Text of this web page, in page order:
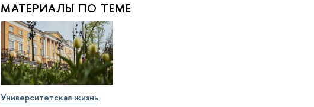
МАТЕРИАЛЫ ПО ТЕМЕ
Университетская жизнь